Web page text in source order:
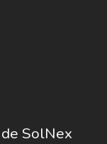
SolNex